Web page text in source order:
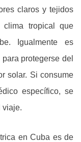
claros y tejidos
clima tropical que
Igualmente es
protegerse del
solar. Si consume
específico, se
viaje.
en Cuba es de